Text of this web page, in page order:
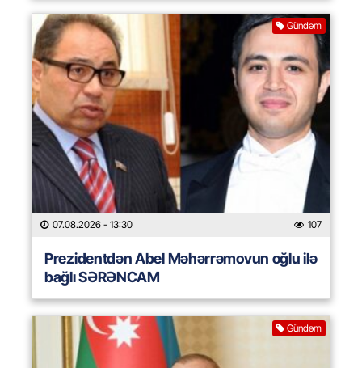
Gündəm
07.08.2026 - 13:30 107
Prezidentdən Abel Məhərrəmovun oğlu ilə
bağlı SƏRƏNCAM
Gündəm